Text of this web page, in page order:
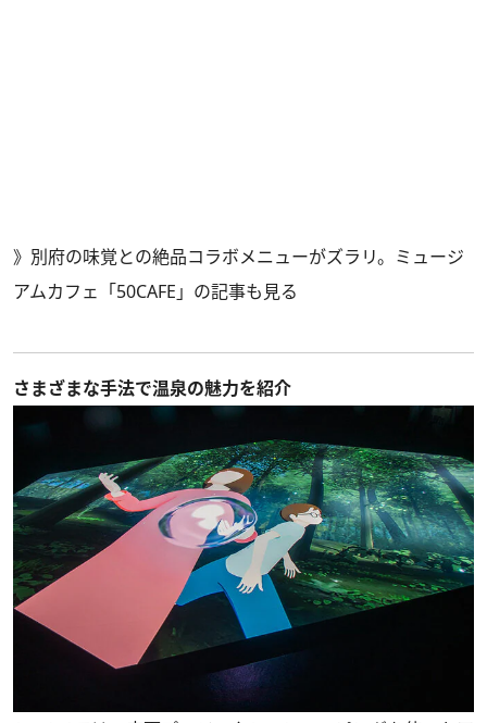
》 別府の味覚との絶品コラボメニューがズラリ。ミュージ
アムカフェ「50CAFE」の記事も見る
さまざまな手法で温泉の魅力を紹介